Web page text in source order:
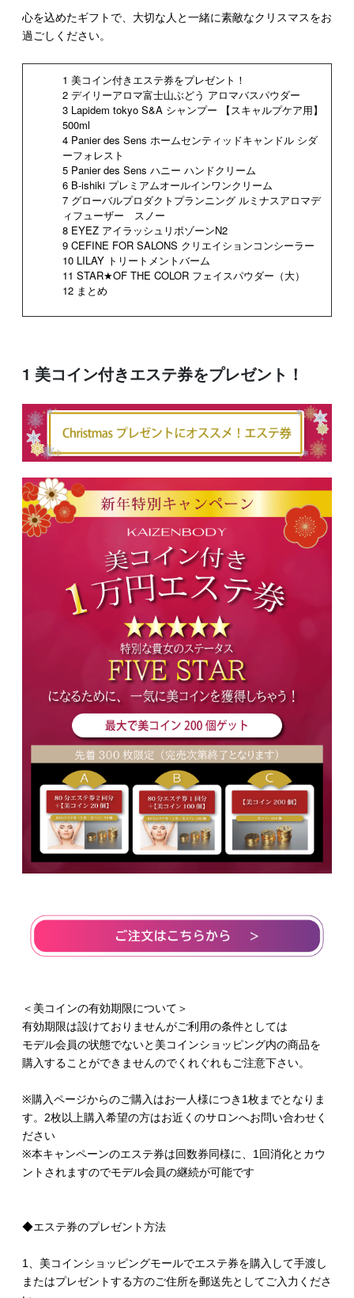
心を込めたギフトで、大切な人と一緒に素敵なクリスマスをお
過ごしください。
1 美コイン付きエステ券をプレゼント！
2 デイリーアロマ富士山ぶどう アロマバスパウダー
3 Lapidem tokyo S&A シャンプー 【スキャルプケア用】
500ml
4 Panier des Sens ホームセンティッドキャンドル シダ
ーフォレスト
5 Panier des Sens ハニー ハンドクリーム
6 B-ishiki プレミアムオールインワンクリーム
7 グローバルプロダクトプランニング ルミナスアロマデ
ィフューザー スノー
8 EYEZ アイラッシュリポゾーンN2
9 CEFINE FOR SALONS クリエイションコンシーラー
10 LILAY トリートメントバーム
11 STAR★OF THE COLOR フェイスパウダー（大）
12 まとめ
1 美コイン付きエステ券をプレゼント！
＜美コインの有効期限について＞
有効期限は設けておりませんがご利用の条件としては
モデル会員の状態でないと美コインショッピング内の商品を
購入することができませんのでくれぐれもご注意下さい。
※購入ページからのご購入はお一人様につき1枚までとなりま
す。2枚以上購入希望の方はお近くのサロンへお問い合わせく
ださい
※本キャンペーンのエステ券は回数券同様に、1回消化とカウ
ントされますのでモデル会員の継続が可能です
◆エステ券のプレゼント方法
1、美コインショッピングモールでエステ券を購入して手渡し
またはプレゼントする方のご住所を郵送先としてご入力くださ